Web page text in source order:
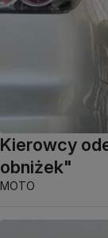
Kierowcy
obniżek"
MOTO